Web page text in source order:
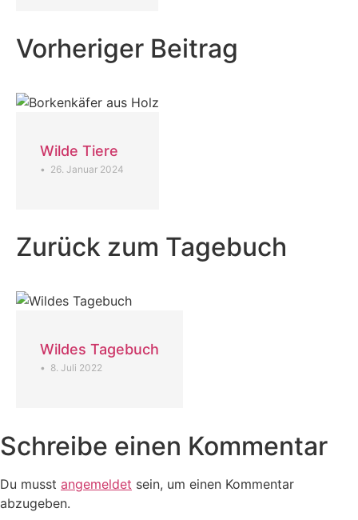
Vorheriger Beitrag
Wilde Tiere
• 26. Januar 2024
Zurück zum Tagebuch
Wildes Tagebuch
• 8. Juli 2022
Schreibe einen Kommentar
Du musst angemeldet sein, um einen Kommentar
abzugeben.